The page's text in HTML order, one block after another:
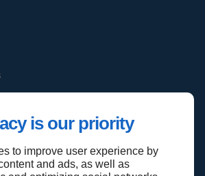
is our priority
to improve user experience by
and ads, as well as
Haut de page